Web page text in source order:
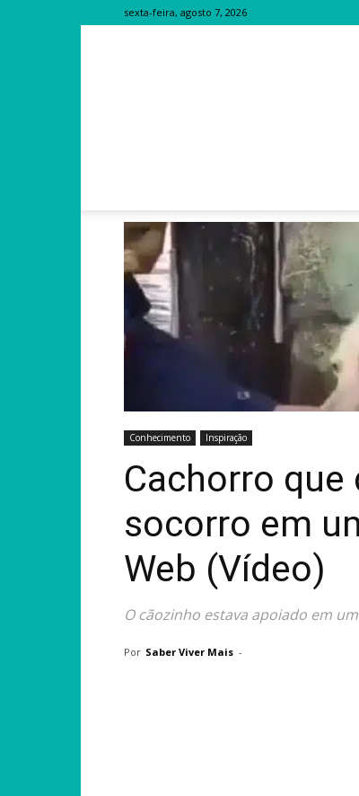
sexta-feira, agosto 7, 2026
Conhecimento Inspiração
Cachorro que
socorro em
Web (Vídeo)
O cãozinho estava apoiado em
Por Saber Viver Mais -